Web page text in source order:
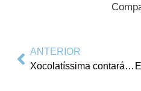
ANTERIOR
Xocolatíssima contará con una chocolatada solidaria para las poblaciones valencianas afectadas por la DANA